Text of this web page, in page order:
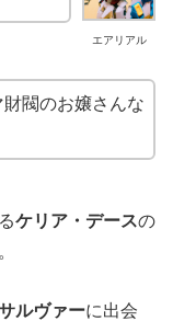
エアリアル
閥のお嬢さんな
ケリア・デースの
ルヴァーに出会